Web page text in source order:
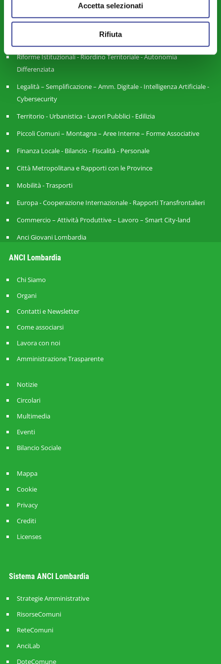
Accetta selezionati
Rifiuta
Istruzione - Educazione - Edilizia Scolastica
Riforme Istituzionali - Riordino Territoriale - Autonomia
Differenziata
Legalità – Semplificazione – Amm. Digitale - Intelligenza Artificiale -
Cybersecurity
Territorio - Urbanistica - Lavori Pubblici - Edilizia
Piccoli Comuni – Montagna – Aree Interne – Forme Associative
Finanza Locale - Bilancio - Fiscalità - Personale
Città Metropolitana e Rapporti con le Province
Mobilità - Trasporti
Europa - Cooperazione Internazionale - Rapporti Transfrontalieri
Commercio – Attività Produttive – Lavoro – Smart City-land
Anci Giovani Lombardia
ANCI Lombardia
Chi Siamo
Organi
Contatti e Newsletter
Come associarsi
Lavora con noi
Amministrazione Trasparente
Notizie
Circolari
Multimedia
Eventi
Bilancio Sociale
Mappa
Cookie
Privacy
Crediti
Licenses
Sistema ANCI Lombardia
Strategie Amministrative
RisorseComuni
ReteComuni
AnciLab
DoteComune